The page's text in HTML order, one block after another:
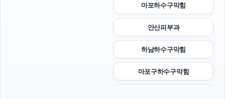
마포하수구막힘
안산피부과
하남하수구막힘
마포구하수구막힘